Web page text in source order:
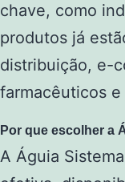
chave, como
produtos já
distribuição, e-
farmacêuticos
Por que escolher a
A Águia